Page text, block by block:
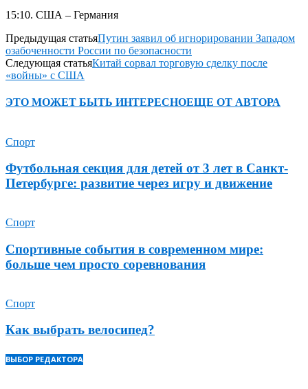
15:10. США – Германия
Предыдущая статьяПутин заявил об игнорировании Западом
озабоченности России по безопасности
Следующая статьяКитай сорвал торговую сделку после
«войны» с США
ЭТО МОЖЕТ БЫТЬ ИНТЕРЕСНОЕЩЕ ОТ АВТОРА
Спорт
Футбольная секция для детей от 3 лет в Санкт-
Петербурге: развитие через игру и движение
Спорт
Спортивные события в современном мире:
больше чем просто соревнования
Спорт
Как выбрать велосипед?
ВЫБОР РЕДАКТОРА